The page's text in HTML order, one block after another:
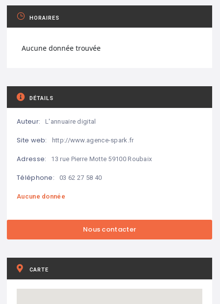
HORAIRES
Aucune donnée trouvée
DÉTAILS
Auteur: L'annuaire digital
Site web: http://www.agence-spark.fr
Adresse: 13 rue Pierre Motte 59100 Roubaix
Téléphone: 03 62 27 58 40
Aucune donnée
CARTE